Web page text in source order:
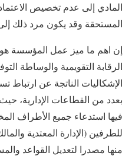
المادي إلى عدم تخصيص
المستحقة وقد يكون مرد ذلك إلى
إن اهم ما ميز عمل المؤسسة
الرقابة التقويمية والوساطة
الإشكاليات الناتجة عن ارتباط
بعدد من القطاعات الإدارية،
فيها استدعاء جميع الأطراف
للطرفين (الإدارة المعتدية
منها مصدرا لتعديل القواعد